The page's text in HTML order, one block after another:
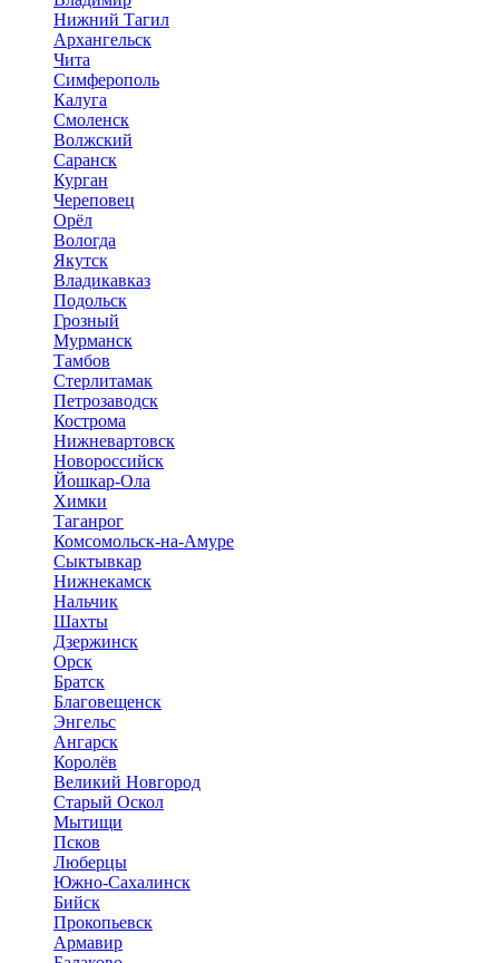
Нижний Тагил
Архангельск
Чита
Симферополь
Калуга
Смоленск
Волжский
Саранск
Курган
Череповец
Орёл
Вологда
Якутск
Владикавказ
Подольск
Грозный
Мурманск
Тамбов
Стерлитамак
Петрозаводск
Кострома
Нижневартовск
Новороссийск
Йошкар-Ола
Химки
Таганрог
Комсомольск-на-Амуре
Сыктывкар
Нижнекамск
Нальчик
Шахты
Дзержинск
Орск
Братск
Благовещенск
Энгельс
Ангарск
Королёв
Великий Новгород
Старый Оскол
Мытищи
Псков
Люберцы
Южно-Сахалинск
Бийск
Прокопьевск
Армавир